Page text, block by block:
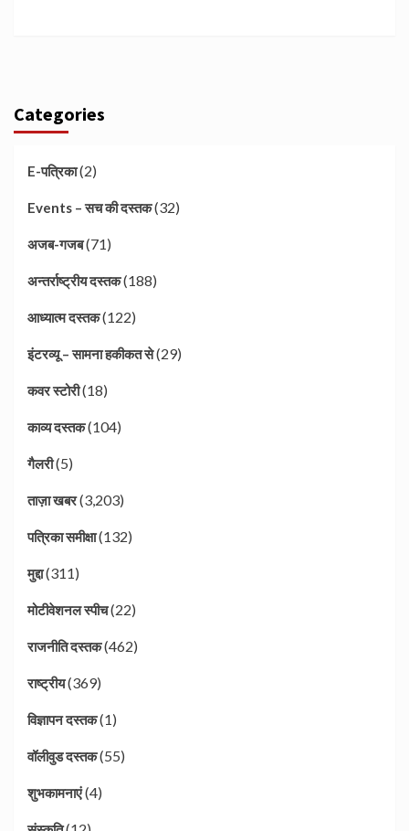
Categories
E-पत्रिका(2)
Events – सच की दस्तक(32)
अजब-गजब(71)
अन्तर्राष्ट्रीय दस्तक(188)
आध्यात्म दस्तक(122)
इंटरव्यू – सामना हकीकत से(29)
कवर स्टोरी(18)
काव्य दस्तक(104)
गैलरी(5)
ताज़ा खबर(3,203)
पत्रिका समीक्षा(132)
मुद्दा(311)
मोटीवेशनल स्पीच(22)
राजनीति दस्तक(462)
राष्ट्रीय(369)
विज्ञापन दस्तक(1)
वॉलीवुड दस्तक(55)
शुभकामनाएं(4)